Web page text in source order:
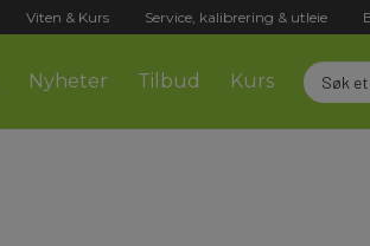
Viten & Kurs Service, kalibrering & utleie
Nyheter Tilbud Kurs